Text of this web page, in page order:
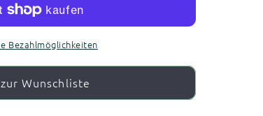
Bezahlmöglichkeiten
zur Wunschliste